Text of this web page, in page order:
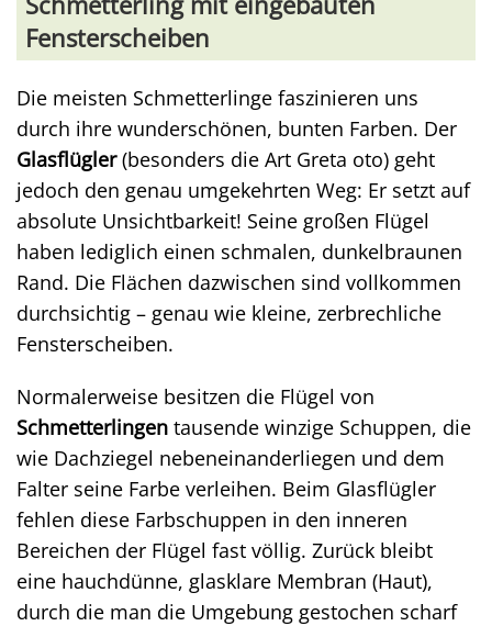
Fensterscheiben
Die meisten Schmetterlinge faszinieren uns
durch ihre wunderschönen, bunten Farben. Der
Glasflügler(besonders die Art Greta oto) geht
jedoch den genau umgekehrten Weg: Er setzt auf
absolute Unsichtbarkeit! Seine großen Flügel
haben lediglich einen schmalen, dunkelbraunen
Rand. Die Flächen dazwischen sind vollkommen
durchsichtig – genau wie kleine, zerbrechliche
Fensterscheiben.
Normalerweise besitzen die Flügel von
Schmetterlingen tausende winzige Schuppen, die
wie Dachziegel nebeneinanderliegen und dem
Falter seine Farbe verleihen. Beim Glasflügler
fehlen diese Farbschuppen in den inneren
Bereichen der Flügel fast völlig. Zurück bleibt
eine hauchdünne, glasklare Membran (Haut),
durch die man die Umgebung gestochen scharf